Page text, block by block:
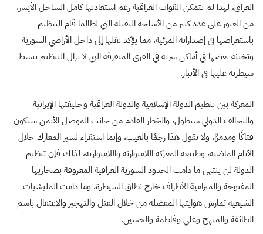
العراق، لهذا لم تتمكن القوات العراقية رغم استعادتها كامل الساحل الأيسر،
من العثور على عدد كبير من الأسلحة الثقيلة التي لطالما قام التنظيم
باستعراضها في إصداراته المرئية، مما يؤكد نقلها إلى داخل الأراضي السورية
وتخبئة بعضها في أماكن سرية في القرى المتفرقة التي لا يزال التنظيم يبسط
سيطرته عليها في الأنبار.
المعركة بين تنظيم الدولة الإسلامية والدولة العراقية وحليفتها الإيرانية
والتحالف الدولي ستطول، والخطر القادم من جانب الموصل الأيمن سيكون
فتاكًا ومدمرًا، ولا نقول هذا رجمًا بالغيب، وإنما استقراء لسير المعارك خلال
الأيام الماضية، وطبيعة المعركة اللامتوازنة واللامتوازية، لذلك فإن تنظيم
الدولة لن ينتهي ما دامت الحدود السورية العراقية المعروفة بصحاريها
المفتوحة والمترامية الأطراف خارج نطاق السيطرة، وما دامت المليشيات
الشيعية تمارس هوايتها المفضلة من خلال القتل والتهجير والاعتقال باسم
الطائفة والمنهج وعلي وفاطمة والحسين.